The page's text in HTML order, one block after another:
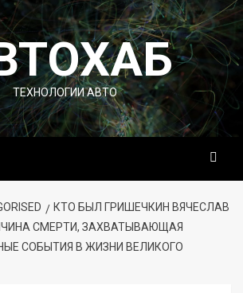
ТЕХНОЛОГИИ АВТО
КТО БЫЛ ГРИШЕЧКИН ВЯЧЕСЛАВ
СМЕРТИ, ЗАХВАТЫВАЮЩАЯ
СОБЫТИЯ В ЖИЗНИ ВЕЛИКОГО